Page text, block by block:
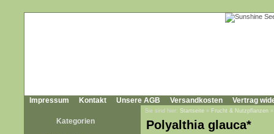
Impressum Kontakt Unsere AGB Versandkosten Vertrag
Kategorien
Sie sind hier: Startseite » Frucht & Nutzpflanzen
Polyalthia glauca*